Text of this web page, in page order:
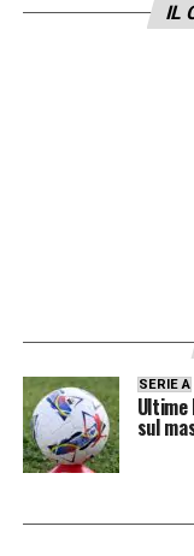
IL
SERIE A
sul